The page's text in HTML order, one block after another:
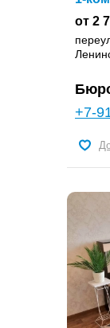
от 2
+7-